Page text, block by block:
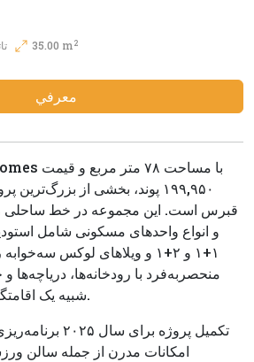
35.00 m2
معرفي
۱۹۹,۹۵۰ پوند، بخشی از
قبرس است. این مجموعه در خط ساحلی
و انواع واحدهای مسکونی شامل
۱+۱ و ۲+۱ و ویلاهای لوکس
منحصربه‌فرد با رودخانه‌ها،
شبیه یک اقامتگاه استوایی ایجاد می‌کند.
تکمیل پروژه
امکانات مدرن از جمله سالن